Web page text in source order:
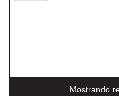
Mostrando